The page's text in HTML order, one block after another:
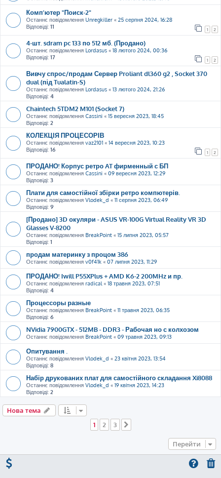
Комп’ютер "Поиск-2"
Останнє повідомлення Unregkiller « 25 серпня 2024, 16:28
Відповіді: 11 1 2
4-шт. sdram pc 133 по 512 мб. (Продано)
Останнє повідомлення Lordasus « 18 лютого 2024, 00:36
Відповіді: 17 1 2
Вивчу спрос/продам Сервер Proliant dl360 g2 , Socket 370
dual (під Tualatin-S)
Останнє повідомлення Lordasus « 13 лютого 2024, 21:26
Відповіді: 4
Chaintech 5TDM2 M101 (Socket 7)
Останнє повідомлення Cassini « 15 вересня 2023, 18:45
Відповіді: 2
КОЛЕКЦІЯ ПРОЦЕСОРІВ
Останнє повідомлення vaz2101 « 14 вересня 2023, 10:23
Відповіді: 16 1 2
ПРОДАНО! Корпус ретро AT фирменный с БП
Останнє повідомлення Cassini « 09 вересня 2023, 12:29
Відповіді: 3
Плати для самостійної збірки ретро компютерів.
Останнє повідомлення Vlodek_d « 11 серпня 2023, 06:49
Відповіді: 9
[Продано] 3D окуляри - ASUS VR-100G Virtual Reality VR 3D
Glasses V-8200
Останнє повідомлення BreakPoint « 15 липня 2023, 05:57
Відповіді: 1
продам материнку з процом 386
Останнє повідомлення v0f41k « 07 липня 2023, 11:29
ПРОДАНО! Iwill P55XPlus + AMD K6-2 200MHz и пр.
Останнє повідомлення radical« 18 травня 2023, 07:51
Відповіді: 4
Процессоры разные
Останнє повідомлення BreakPoint « 11 травня 2023, 06:35
Відповіді: 6
NVidia 7900GTX - 512MB - DDR3 - Рабочая но с колхозом
Останнє повідомлення BreakPoint « 09 травня 2023, 09:13
Опитування .
Останнє повідомлення Vlodek_d « 23 квітня 2023, 13:54
Відповіді: 8
Набір друкованих плат для самостійного складання Xi8088
Останнє повідомлення Vlodek_d « 19 квітня 2023, 14:23
Відповіді: 2
Нова тема
1
2 3
Перейти